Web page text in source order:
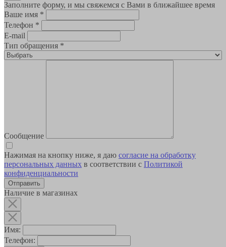
Заполните форму, и мы свяжемся с Вами в ближайшее время
Ваше имя *
Телефон *
E-mail
Тип обращения *
Сообщение
Нажимая на кнопку ниже, я даю согласие на обработку
персональных данных в соответствии с Политикой
конфиденциальности
Наличие в магазинах
Имя:
Телефон: